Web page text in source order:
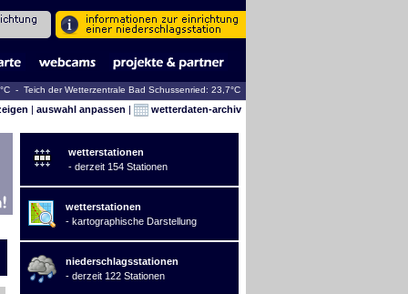
- Teich der Wetterzentrale Bad Schussenried: 23,7°C
| auswahl anpassen | wetterdaten-archiv
wetterstationen
- derzeit 154 Stationen
wetterstationen
- kartographische Darstellung
niederschlagsstationen
- derzeit 122 Stationen